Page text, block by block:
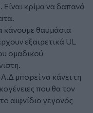
κρίμα να δαπανά
κάνουμε θαυμάσια
εξαιρετικά UL
ομαδικού
μπορεί να κάνει τη
που θα τον
αιφνίδιο γεγονός